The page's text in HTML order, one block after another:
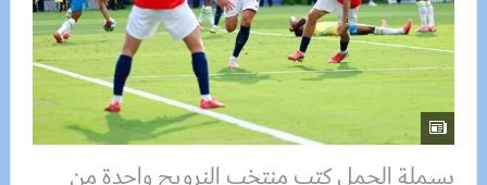
بسملة الجمل كتب منتخب النرويج واحدة من